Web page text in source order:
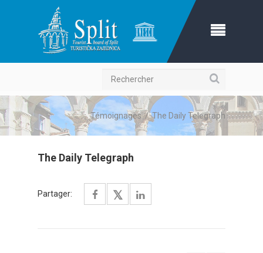
Rechercher
Témoignages/The Daily Telegraph
The Daily Telegraph
Partager: